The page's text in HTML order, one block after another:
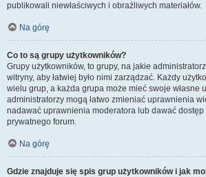
publikowali niewłaściwych i obraźliwych materiałów.
Na górę
Co to są grupy użytkowników?
Grupy użytkowników, to grupy, na jakie
witryny, aby łatwiej było nimi zarządzać. Każdy
wielu grup, a każda grupa może mieć swoje własne
administratorzy mogą łatwo zmieniać uprawnienia
nadawać uprawnienia moderatora lub dawać
prywatnego forum.
Na górę
Gdzie znajduje się spis grup użytkowników i jak